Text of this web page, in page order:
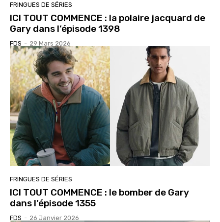
FRINGUES DE SÉRIES
ICI TOUT COMMENCE : la polaire jacquard de
Gary dans l’épisode 1398
FDS - 29 Mars 2026
FRINGUES DE SÉRIES
ICI TOUT COMMENCE : le bomber de Gary
dans l’épisode 1355
FDS - 26 Janvier 2026